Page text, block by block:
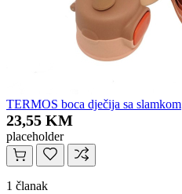
TERMOS boca dječija sa slamkom
23,55 KM
placeholder
1 članak